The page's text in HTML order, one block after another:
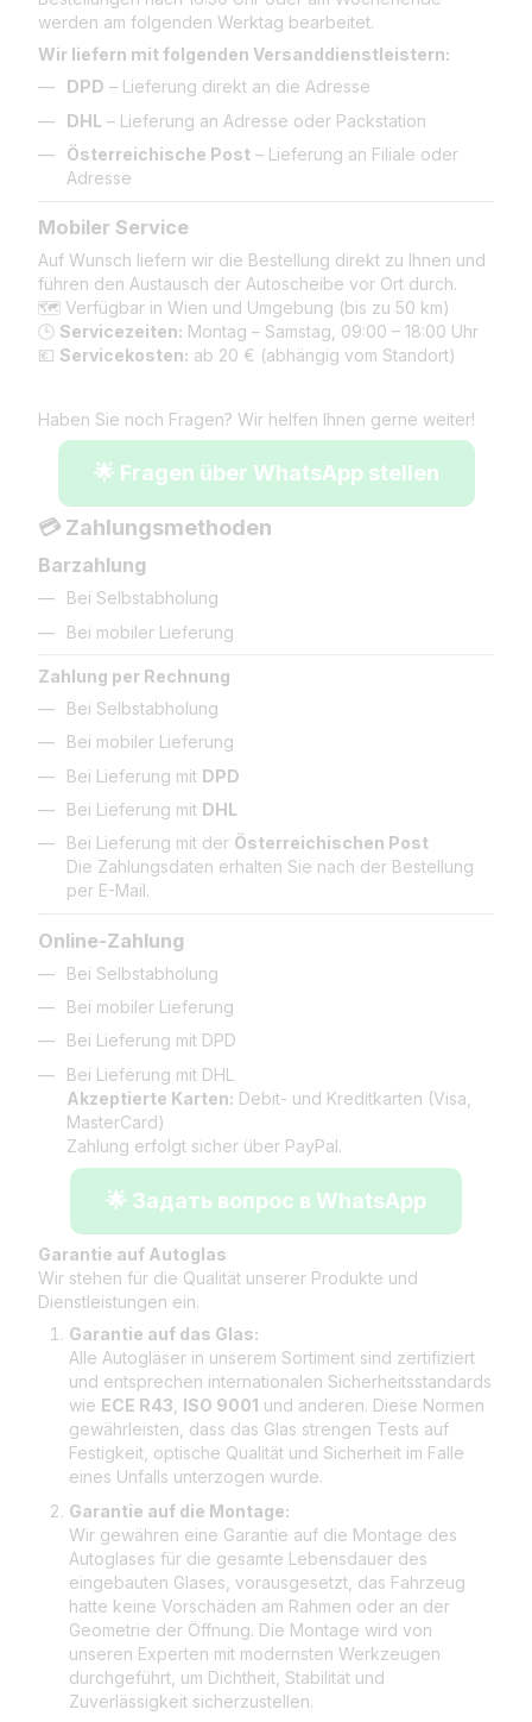
werden am folgenden Werktag bearbeitet.
Wir liefern mit folgenden Versanddienstleistern:
DPD – Lieferung direkt an die Adresse
DHL – Lieferung an Adresse oder Packstation
Österreichische Post – Lieferung an Filiale oder
Adresse
Mobiler Service
Auf Wunsch liefern wir die Bestellung direkt zu Ihnen und
führen den Austausch der Autoscheibe vor Ort durch.
🗺️ Verfügbar in Wien und Umgebung (bis zu 50 km)
🕒 Servicezeiten: Montag – Samstag, 09:00 – 18:00 Uhr
💶 Servicekosten: ab 20 € (abhängig vom Standort)
Haben Sie noch Fragen? Wir helfen Ihnen gerne weiter!
🌟 Fragen über WhatsApp stellen
💳 Zahlungsmethoden
Barzahlung
Bei Selbstabholung
Bei mobiler Lieferung
Zahlung per Rechnung
Bei Selbstabholung
Bei mobiler Lieferung
Bei Lieferung mit DPD
Bei Lieferung mit DHL
Bei Lieferung mit der Österreichischen Post
Die Zahlungsdaten erhalten Sie nach der Bestellung
per E-Mail.
Online-Zahlung
Bei Selbstabholung
Bei mobiler Lieferung
Bei Lieferung mit DPD
Bei Lieferung mit DHL
Akzeptierte Karten: Debit- und Kreditkarten (Visa,
MasterCard)
Zahlung erfolgt sicher über PayPal.
🌟 Задать вопрос в WhatsApp
Garantie auf Autoglas
Wir stehen für die Qualität unserer Produkte und
Dienstleistungen ein.
Garantie auf das Glas:
Alle Autogläser in unserem Sortiment sind zertifiziert
und entsprechen internationalen Sicherheitsstandards
wie ECE R43 ISO 9001 und anderen. Diese Normen
gewährleisten, dass das Glas strengen Tests auf
Festigkeit, optische Qualität und Sicherheit im Falle
eines Unfalls unterzogen wurde.
Garantie auf die Montage:
Wir gewähren eine Garantie auf die Montage des
Autoglases für die gesamte Lebensdauer des
eingebauten Glases, vorausgesetzt, das Fahrzeug
hatte keine Vorschäden am Rahmen oder an der
Geometrie der Öffnung. Die Montage wird von
unseren Experten mit modernsten Werkzeugen
durchgeführt, um Dichtheit, Stabilität und
Zuverlässigkeit sicherzustellen.